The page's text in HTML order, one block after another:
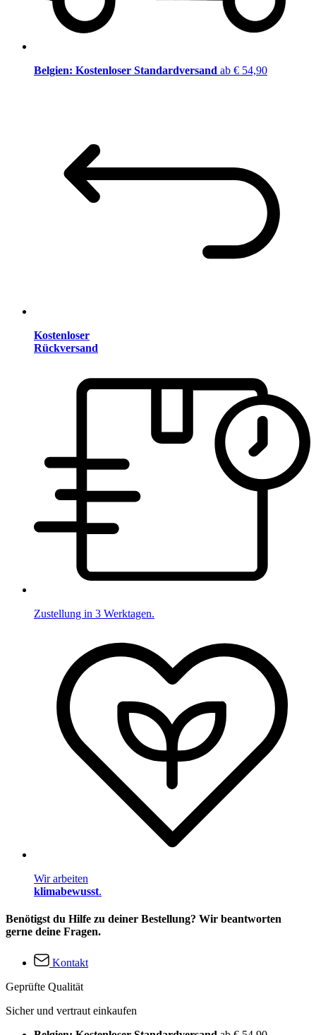
Belgien: Kostenloser Standardversand ab € 54,90
Kostenloser
Rückversand
Zustellung in 3 Werktagen.
Wir arbeiten
klimabewusst.
Benötigst du Hilfe zu deiner Bestellung? Wir beantworten
gerne deine Fragen.
Kontakt
Geprüfte Qualität
Sicher und vertraut einkaufen